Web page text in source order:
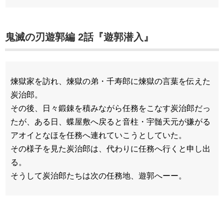
鬼滅の刃遊郭編 2話『遊郭潜入』
煉獄家を訪れ、煉獄の弟・千寿郎に煉獄の言葉を伝えた
炭治郎。
その後、日々鍛錬を積みながら任務をこなす炭治郎だっ
たが、ある日、蝶屋敷へ戻ると音柱・宇髄天元が嫌がる
アオイとなほを任務へ連れていこうとしていた。
その様子を見た炭治郎は、代わりに任務へ行くと申し出
る。
そうして炭治郎たちは次の任務地、遊郭へーー。